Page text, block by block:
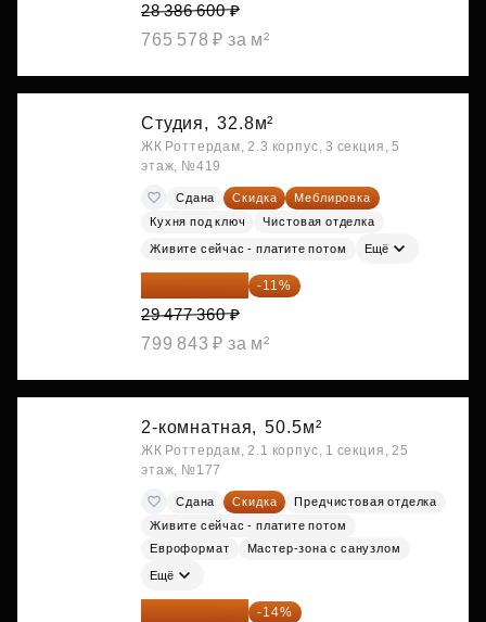
28 386 600 ₽
765 578 ₽ за м²
Студия, 32.8м²
ЖК Роттердам, 2.3 корпус, 3 секция, 5
этаж, №419
Сдана Скидка
Меблировка
Кухня под ключ
Чистовая отделка
Живите сейчас - платите потом Ещё
26 234 850 ₽ -11%
29 477 360 ₽
799 843 ₽ за м²
2-комнатная, 50.5м²
ЖК Роттердам, 2.1 корпус, 1 секция, 25
этаж, №177
Сдана Скидка
Предчистовая отделка
Живите сейчас - платите потом
Евроформат
Мастер-зона с санузлом
Ещё
30 817 928 ₽ -14%